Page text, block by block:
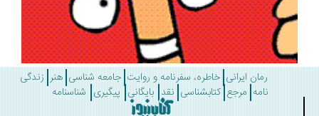
رمان ایرانی خاطره، سفرنامه و روایت جامعه شناسی هنر زندگی
مرجع کتابشناسی نقد بایگانی پیگیری شناسنامه